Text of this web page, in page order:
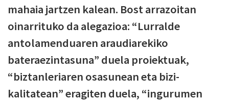
mahaia jartzen kalean. Bost arrazoitan
oinarrituko da alegazioa: “Lurralde
antolamenduaren araudiarekiko
bateraezintasuna” duela proiektuak,
“biztanleriaren osasunean eta bizi-
kalitatean” eragiten duela, “ingurumen